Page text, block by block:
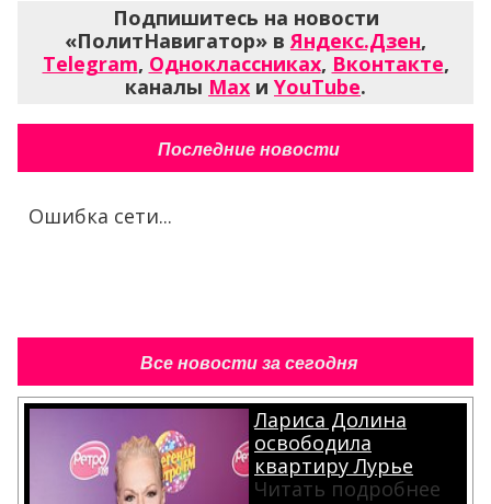
Подпишитесь на новости
«ПолитНавигатор» вЯндекс.Дзен,
Telegram, Одноклассниках, Вконтакте,
каналы Max и YouTube.
Последние новости
Ошибка сети...
Все новости за сегодня
Лариса Долина
освободила
квартиру Лурье
Читать подробнее